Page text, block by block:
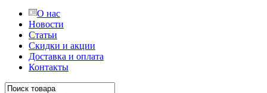
О нас
Новости
Статьи
Скидки и акции
Доставка и оплата
Контакты